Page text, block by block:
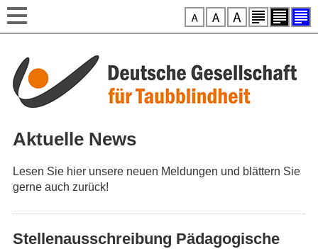
Direkt zum Inhalt
Style-Switcher
Aktuelle News
Lesen Sie hier unsere neuen Meldungen und blättern Sie
gerne auch zurück!
Stellenausschreibung Pädagogische